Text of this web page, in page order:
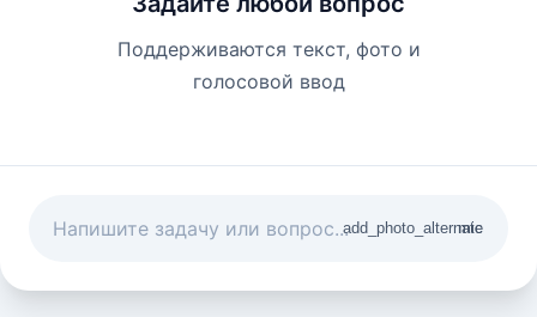
Поддерживаются текст, фото и
голосовой ввод
add_photo_alternate
mic